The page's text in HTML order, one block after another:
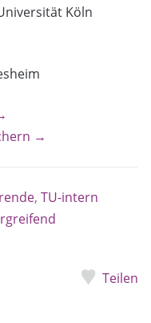
Köln
→
, TU-intern
Teilen